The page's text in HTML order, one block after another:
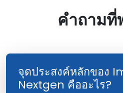
คําถามที่
จุดประสงค์หลักของ
Nextgen คืออะไร?